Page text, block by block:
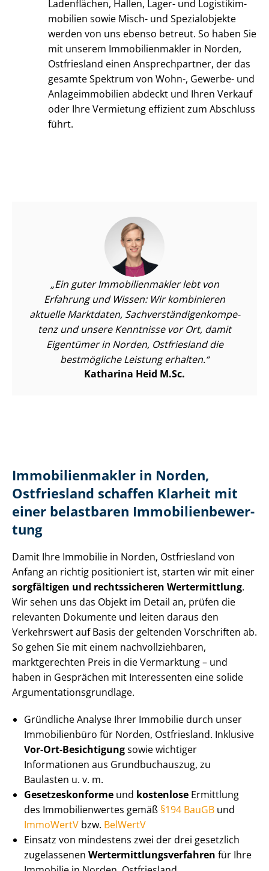
Ladenflächen, Hallen, Lager- und Lo­gis­tik­im­
mo­bi­li­en sowie Misch- und Spezialobjekte
werden von uns ebenso betreut. So haben Sie
mit unserem Im­mo­bi­li­en­mak­ler in Norden,
Ostfriesland einen Ansprechpartner, der das
gesamte Spektrum von Wohn-, Gewerbe- und
An­la­ge­im­mo­bi­li­en abdeckt und Ihren Verkauf
oder Ihre Vermietung effizient zum Abschluss
führt.
Ein guter Im­mo­bi­li­en­mak­ler lebt von
Erfahrung und Wissen: Wir kombinieren
aktuelle Marktdaten, Sach­ver­stän­di­gen­kom­pe­
tenz und unsere Kenntnisse vor Ort, damit
Eigentümer in Norden, Ostfriesland die
bestmögliche Leistung erhalten.
Katharina Heid M.Sc.
Im­mo­bi­li­en­mak­ler in Norden,
Ostfriesland schaffen Klarheit mit
einer belastbaren Im­mo­bi­li­en­be­wer­
tung
Damit Ihre Immobilie in Norden, Ostfriesland von
Anfang an richtig positioniert ist, starten wir mit einer
sorgfältigen und rechtssicheren Wertermittlung.
Wir sehen uns das Objekt im Detail an, prüfen die
relevanten Dokumente und leiten daraus den
Verkehrswert auf Basis der geltenden Vorschriften ab.
So gehen Sie mit einem nach­voll­zieh­ba­ren,
marktgerechten Preis in die Vermarktung – und
haben in Gesprächen mit Interessenten eine solide
Ar­gu­men­ta­ti­ons­grund­la­ge.
Gründliche Analyse Ihrer Immobilie durch unser
Immobilienbüro für Norden, Ostfriesland. Inklusive
Vor-Ort-Besichtigungsowie wichtiger
Informationen aus Grundbuchauszug, zu
Baulasten u. v. m.
Ge­set­zes­kon­for­me und kostenlose Ermittlung
des Im­mo­bi­li­en­wer­tes gemäß §194 BauGB und
ImmoWertV bzw. BelWertV
Einsatz von mindestens zwei der drei gesetzlich
zugelassenen Wert­ermitt­lungs­ver­fah­ren für Ihre